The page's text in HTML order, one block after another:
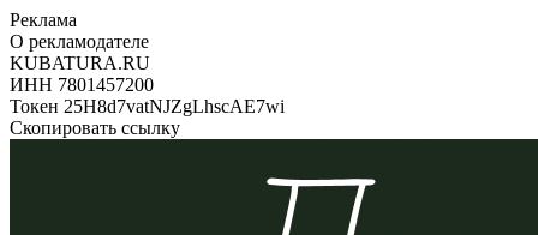
Реклама
О рекламодателе
KUBATURA.RU
ИНН 7801457200
Токен 25H8d7vatNJZgLhscAE7wi
Скопировать ссылку